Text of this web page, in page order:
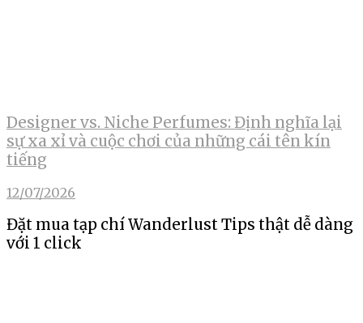
Designer vs. Niche Perfumes: Định nghĩa lại
sự xa xỉ và cuộc chơi của những cái tên kín
tiếng
12/07/2026
Đặt mua tạp chí Wanderlust Tips thật dễ dàng
với 1 click